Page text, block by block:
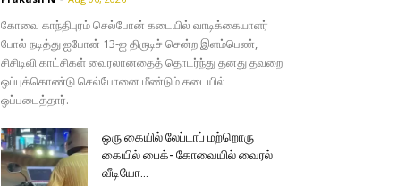
கோவை காந்திபுரம் செல்போன் கடையில் வாடிக்கையாளர்
போல் நடித்து ஐபோன் 13-ஐ திருடிச் சென்ற இளம்பெண்,
சிசிடிவி காட்சிகள் வைரலானதைத் தொடர்ந்து தனது தவறை
ஒப்புக்கொண்டு செல்போனை மீண்டும் கடையில்
ஒப்படைத்தார்.
ஒரு கையில் லேப்டாப் மற்றொரு
கையில் பைக்- கோவையில் வைரல்
வீடியோ…